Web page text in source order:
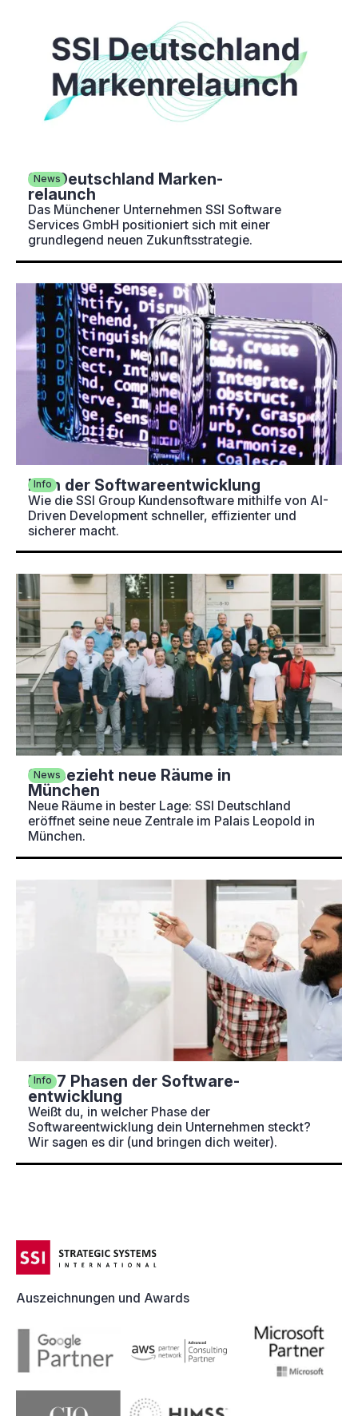
SSI Deutschland Marken­
relaunch
Das Münchener Unternehmen SSI Software
Services GmbH positioniert sich mit einer
grundlegend neuen Zukunftsstrategie.
News
KI in der Software­­entwicklung
Wie die SSI Group Kundensoftware mithilfe von AI-
Driven Development schneller, effizienter und
sicherer macht.
Info
SSI bezieht neue Räume in
München
Neue Räume in bester Lage: SSI Deutschland
eröffnet seine neue Zentrale im Palais Leopold in
München.
News
Die 7 Phasen der Software­
entwicklung
Weißt du, in welcher Phase der
Softwareentwicklung dein Unternehmen steckt?
Wir sagen es dir (und bringen dich weiter).
Info
Auszeichnungen und Awards